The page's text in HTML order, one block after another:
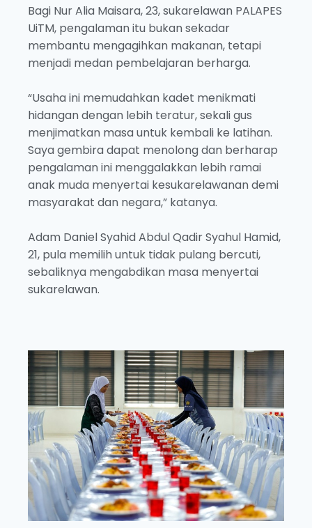
Bagi Nur Alia Maisara, 23, sukarelawan PALAPES
UiTM, pengalaman itu bukan sekadar
membantu mengagihkan makanan, tetapi
menjadi medan pembelajaran berharga.
“Usaha ini memudahkan kadet menikmati
hidangan dengan lebih teratur, sekali gus
menjimatkan masa untuk kembali ke latihan.
Saya gembira dapat menolong dan berharap
pengalaman ini menggalakkan lebih ramai
anak muda menyertai kesukarelawanan demi
masyarakat dan negara,” katanya.
Adam Daniel Syahid Abdul Qadir Syahul Hamid,
21, pula memilih untuk tidak pulang bercuti,
sebaliknya mengabdikan masa menyertai
sukarelawan.